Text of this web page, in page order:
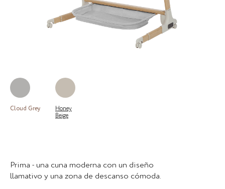
Cloud Grey
Honey
Beige
Prima - una cuna moderna con un diseño
llamativo y una zona de descanso cómoda.